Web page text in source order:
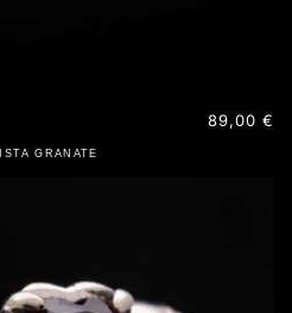
GRANATE
Precio
89,00 €